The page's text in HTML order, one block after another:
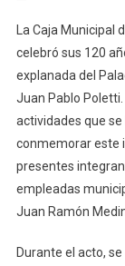
La Caja Municipal
celebró sus 120
explanada del
Juan Pablo
actividades que
conmemorar este
presentes
empleadas
Juan Ramón
Durante el acto,